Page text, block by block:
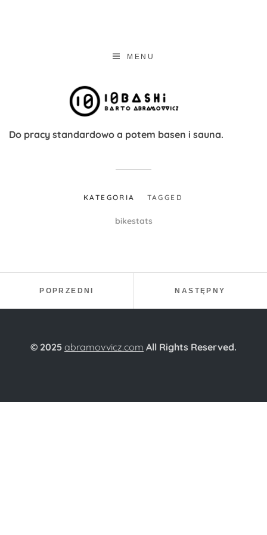
MENU
Do pracy standardowo a potem basen i sauna.
KATEGORIA
bikestats
TAGGED
Nawigacja wpisu
POPRZEDNI NASTĘPNY
© 2025 abramovvicz.com All Rights Reserved.